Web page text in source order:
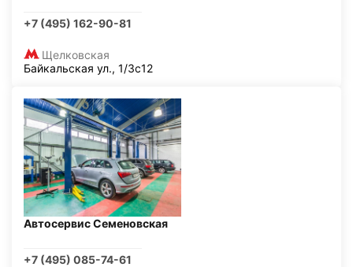
+7 (495) 162-90-81
Щелковская
Байкальская ул., 1/3с12
Автосервис Семеновская
+7 (495) 085-74-61